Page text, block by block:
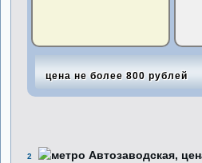
цена не более 800 рублей
2